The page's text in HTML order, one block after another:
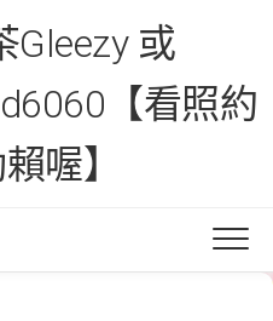
Gleezy 或
【看照約
喔】